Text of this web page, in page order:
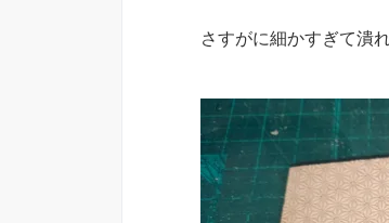
さすがに細かすぎて潰